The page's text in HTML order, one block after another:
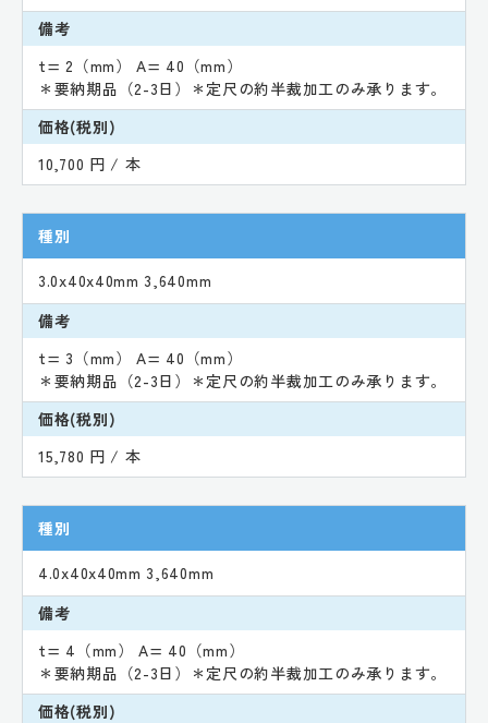
備考
t= 2（mm） A= 40（mm）
＊要納期品（2-3日）＊定尺の約半裁加工のみ承ります。
価格(税別)
10,700 円 / 本
種別
3.0x40x40mm 3,640mm
備考
t= 3（mm） A= 40（mm）
＊要納期品（2-3日）＊定尺の約半裁加工のみ承ります。
価格(税別)
15,780 円 / 本
種別
4.0x40x40mm 3,640mm
備考
t= 4（mm） A= 40（mm）
＊要納期品（2-3日）＊定尺の約半裁加工のみ承ります。
価格(税別)